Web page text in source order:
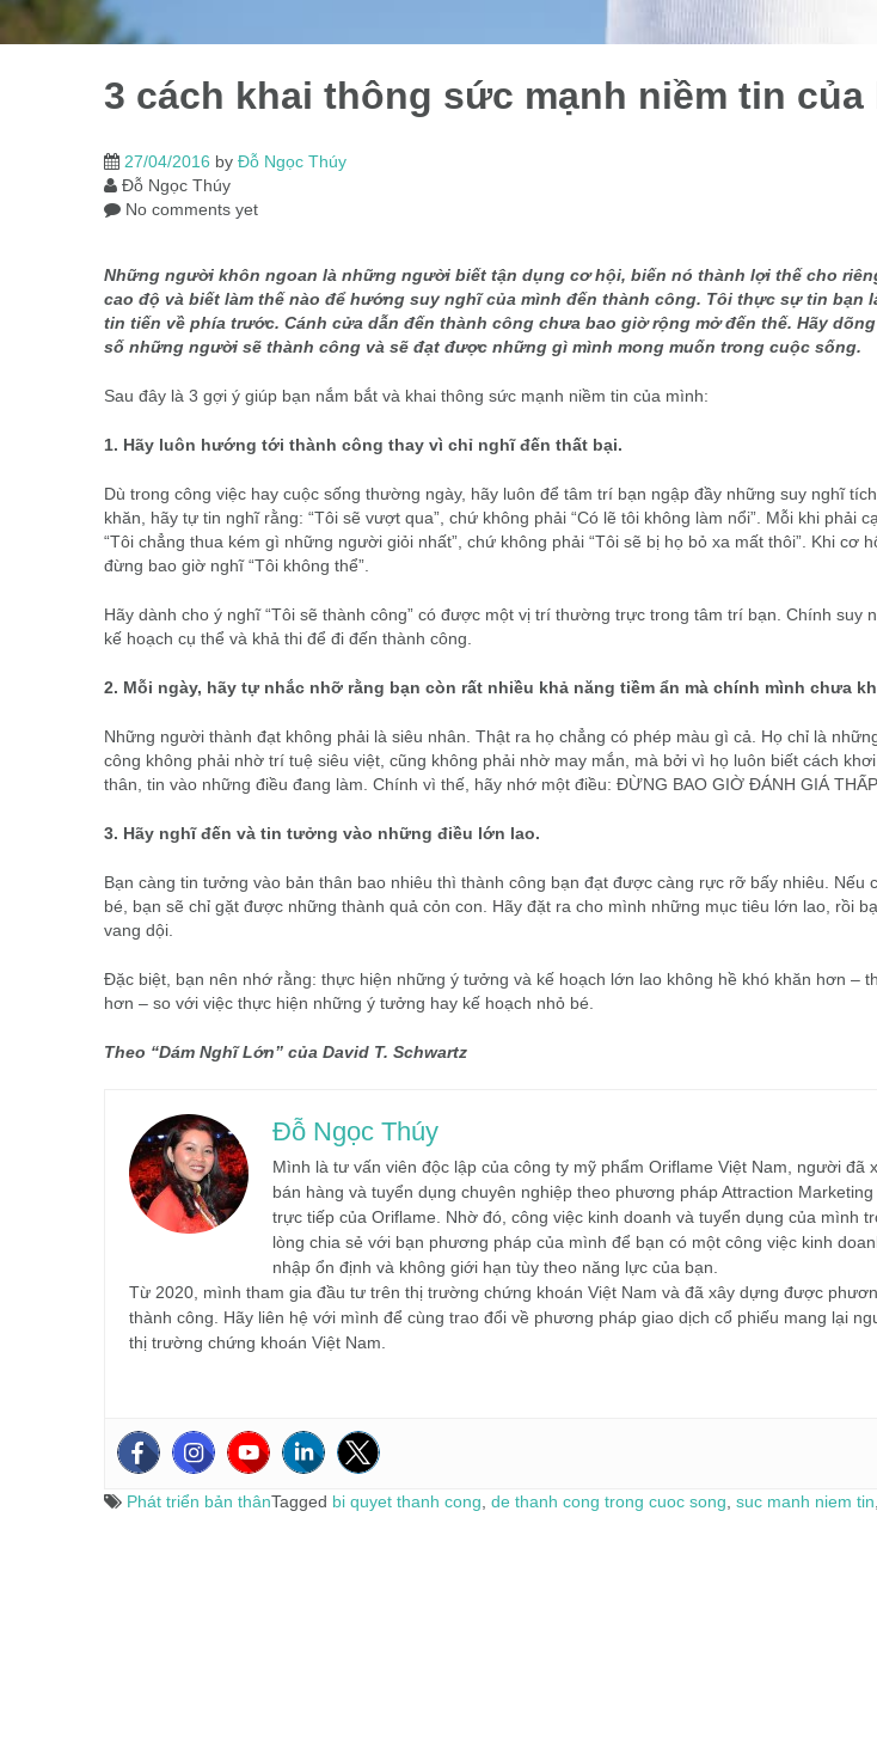
3 cách khai thông sức mạnh niềm tin của
27/04/2016 by Đỗ Ngọc Thúy
Đỗ Ngọc Thúy
No comments yet
Những người khôn ngoan là những người biết tận dụng cơ hội, biến nó thành lợi thế cho
cao độ và biết làm thế nào để hướng suy nghĩ của mình đến thành công. Tôi thực sự tin bạn
tin tiến về phía trước. Cánh cửa dẫn đến thành công chưa bao giờ rộng mở đến thế. Hãy
số những người sẽ thành công và sẽ đạt được những gì mình mong muốn trong cuộc sống.
Sau đây là 3 gợi ý giúp bạn nắm bắt và khai thông sức mạnh niềm tin của mình:
1. Hãy luôn hướng tới thành công thay vì chỉ nghĩ đến thất bại.
Dù trong công việc hay cuộc sống thường ngày, hãy luôn để tâm trí bạn ngập đầy những suy nghĩ
khăn, hãy tự tin nghĩ rằng: “Tôi sẽ vượt qua”, chứ không phải “Có lẽ tôi không làm nổi”. Mỗi khi phải
“Tôi chẳng thua kém gì những người giỏi nhất”, chứ không phải “Tôi sẽ bị họ bỏ xa mất thôi”. Khi cơ
đừng bao giờ nghĩ “Tôi không thể”.
Hãy dành cho ý nghĩ “Tôi sẽ thành công” có được một vị trí thường trực trong tâm trí bạn. Chính suy
kế hoạch cụ thể và khả thi để đi đến thành công.
2. Mỗi ngày, hãy tự nhắc nhỡ rằng bạn còn rất nhiều khả năng tiềm ẩn mà chính mình chưa
Những người thành đạt không phải là siêu nhân. Thật ra họ chẳng có phép màu gì cả. Họ chỉ là
công không phải nhờ trí tuệ siêu việt, cũng không phải nhờ may mắn, mà bởi vì họ luôn biết cách
thân, tin vào những điều đang làm. Chính vì thế, hãy nhớ một điều: ĐỪNG BAO GIỜ ĐÁNH GIÁ
3. Hãy nghĩ đến và tin tưởng vào những điều lớn lao.
Bạn càng tin tưởng vào bản thân bao nhiêu thì thành công bạn đạt được càng rực rỡ bấy nhiêu. Nếu
bé, bạn sẽ chỉ gặt được những thành quả cỏn con. Hãy đặt ra cho mình những mục tiêu lớn lao, rồi
vang dội.
Đặc biệt, bạn nên nhớ rằng: thực hiện những ý tưởng và kế hoạch lớn lao không hề khó khăn hơn –
hơn – so với việc thực hiện những ý tưởng hay kế hoạch nhỏ bé.
Theo “Dám Nghĩ Lớn” của David T. Schwartz
Đỗ Ngọc Thúy
Mình là tư vấn viên độc lập của công ty mỹ phẩm Oriflame Việt Nam, người đã
bán hàng và tuyển dụng chuyên nghiệp theo phương pháp Attraction
trực tiếp của Oriflame. Nhờ đó, công việc kinh doanh và tuyển dụng của mình
lòng chia sẻ với bạn phương pháp của mình để bạn có một công việc kinh
nhập ổn định và không giới hạn tùy theo năng lực của bạn.
Từ 2020, mình tham gia đầu tư trên thị trường chứng khoán Việt Nam và đã xây dựng được
thành công. Hãy liên hệ với mình để cùng trao đổi về phương pháp giao dịch cổ phiếu mang lại
thị trường chứng khoán Việt Nam.
Phát triển bản thânTagged bi quyet thanh cong de thanh cong trong cuoc song suc manh niem tin